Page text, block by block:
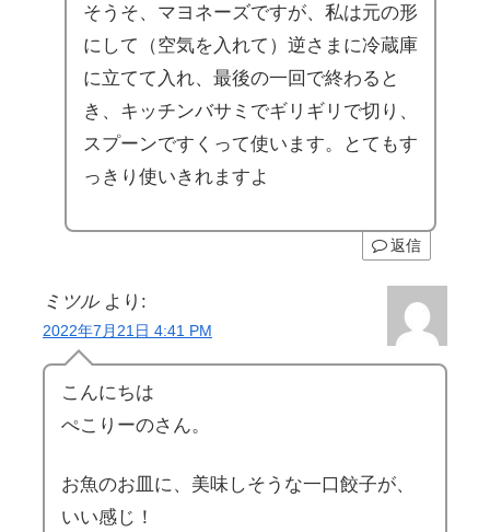
そうそ、マヨネーズですが、私は元の形
にして（空気を入れて）逆さまに冷蔵庫
に立てて入れ、最後の一回で終わると
き、キッチンバサミでギリギリで切り、
スプーンですくって使います。とてもす
っきり使いきれますよ
返信
ミツル より:
2022年7月21日 4:41 PM
こんにちは
ぺこりーのさん。
お魚のお皿に、美味しそうな一口餃子が、
いい感じ！